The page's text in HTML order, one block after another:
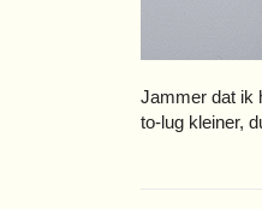
Jammer dat ik
to-lug kleiner,